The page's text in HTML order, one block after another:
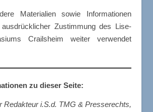
Materialien sowie Informationen
Zustimmung des Lise-
Crailsheim weiter verwendet
zu dieser Seite:
Redakteur i.S.d. TMG & Presserechts,